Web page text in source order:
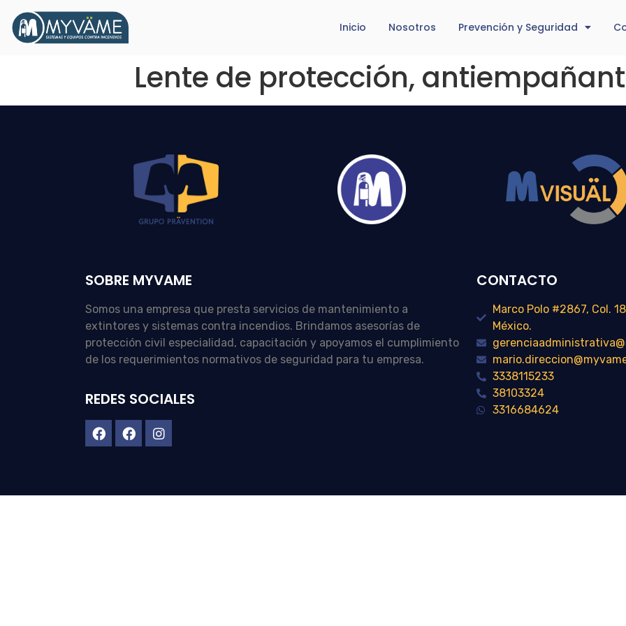
Inicio Nosotros Prevención y Seguridad
Lente de protección,
SOBRE MYVAME
Somos una empresa que presta servicios de mantenimiento a
extintores y sistemas contra incendios. Brindamos asesorías de
protección civil especialidad, capacitación y apoyamos el cumplimiento
de los requerimientos normativos de seguridad para tu empresa.
REDES SOCIALES
CONTACTO
Marco Polo #2867, Col.
México.
3338115233
38103324
3316684624